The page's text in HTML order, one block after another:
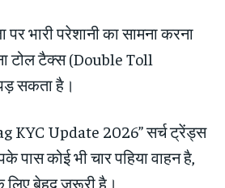
भारी परेशानी का सामना करना
टोल टैक्स (Double Toll
सकता है।
KYC Update 2026” सर्च ट्रेंड्स
कोई भी चार पहिया वाहन है,
लिए बेहद जरूरी है।